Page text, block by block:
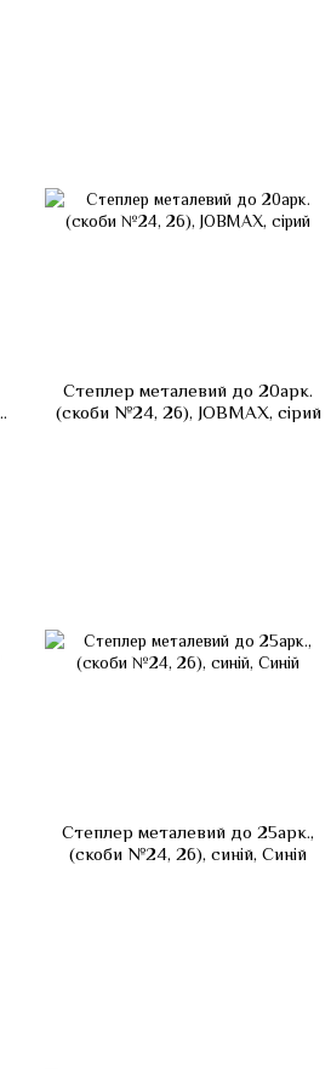
Степлер металевий до 20арк.
(скоби №24, 26), JOBMAX, сірий
Степлер металевий до 25арк.,
(скоби №24, 26), синій, Синій